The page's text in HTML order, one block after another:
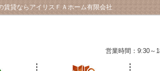
貸ならアイリスＦＡホーム有限会社
営業時間：9:30～